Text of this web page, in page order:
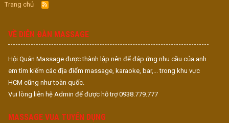
Trang chủ
R
S
VỀ DIỄN ĐÀN MASSAGE
Hội Quán Massage được thành lập nên để đáp ứng nhu cầu của anh
em tìm kiếm các địa điểm massage, karaoke, bar,... trong khu vực
HCM cũng như toàn quốc.
Vui lòng liên hệ Admin để được hỗ trợ 0938.779.777
MASSAGE VUA TUYỂN DỤNG